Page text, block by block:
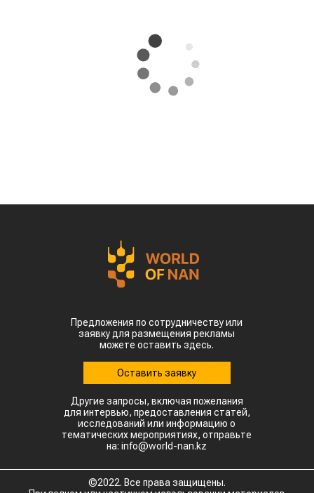
Предложения по сотрудничеству или
заявку для размещения рекламы
можете оставить здесь.
Оставить заявку
Другие запросы, включая пожелания
для интервью, предоставления статей,
исследований или информацию о
тематических мероприятиях, отправьте
на: info@world-nan.kz
©2022. Все права защищены.